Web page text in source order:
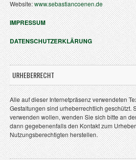
Website:www.sebastiancoenen.de
IMPRESSUM
DATENSCHUTZERKLÄRUNG
URHEBERRECHT
Alle auf dieser Internetpräsenz verwendeten
Gestaltungen sind urheberrechtlich geschützt.
verwenden wollen, wenden Sie sich bitte an
dann gegebenenfalls den Kontakt zum
Nutzungsberechtigten herstellen.